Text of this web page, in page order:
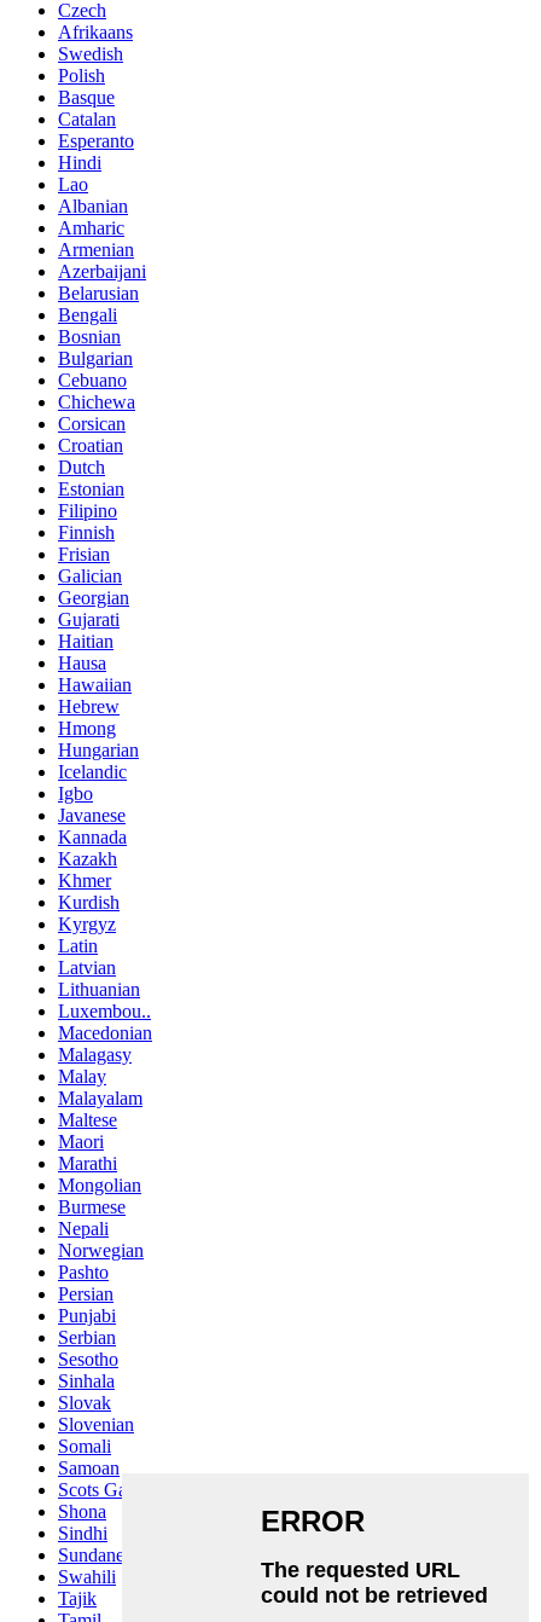
Czech
Afrikaans
Swedish
Polish
Basque
Catalan
Esperanto
Hindi
Lao
Albanian
Amharic
Armenian
Azerbaijani
Belarusian
Bengali
Bosnian
Bulgarian
Cebuano
Chichewa
Corsican
Croatian
Dutch
Estonian
Filipino
Finnish
Frisian
Galician
Georgian
Gujarati
Haitian
Hausa
Hawaiian
Hebrew
Hmong
Hungarian
Icelandic
Igbo
Javanese
Kannada
Kazakh
Khmer
Kurdish
Kyrgyz
Latin
Latvian
Lithuanian
Luxembou..
Macedonian
Malagasy
Malay
Malayalam
Maltese
Maori
Marathi
Mongolian
Burmese
Nepali
Norwegian
Pashto
Persian
Punjabi
Serbian
Sesotho
Sinhala
Slovak
Slovenian
Somali
Samoan
Scots Gaelic
Shona
Sindhi
Sundanese
Swahili
Tajik